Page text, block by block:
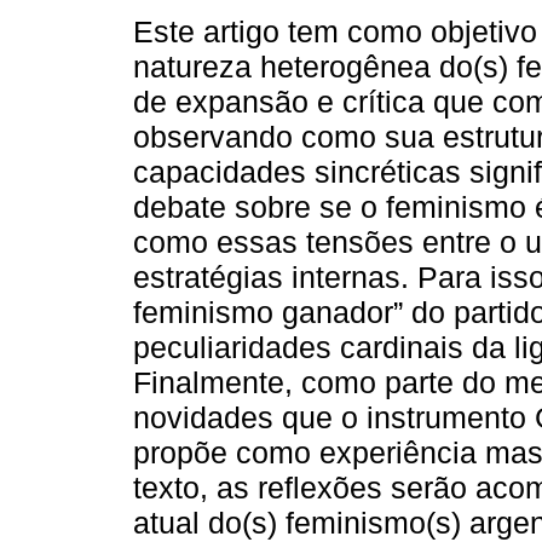
Este artigo tem como
natureza heterogênea do(s)
de expansão e crítica que
observando como sua
capacidades sincréticas
debate sobre se o
como essas tensões entre o
estratégias internas. Para
feminismo ganador” do
peculiaridades cardinais da
Finalmente, como parte do
novidades que o instrumento
propõe como experiência
texto, as reflexões serão
atual do(s) feminismo(s)